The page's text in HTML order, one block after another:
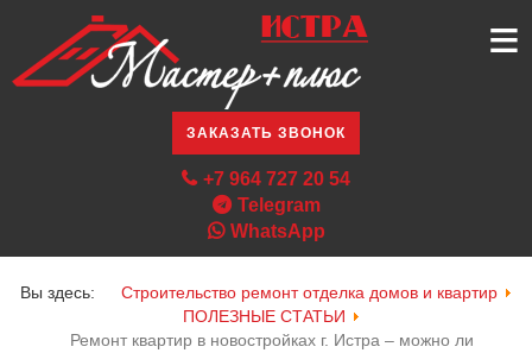
≡
ЗАКАЗАТЬ ЗВОНОК
+7 964 727 20 54
Telegram
WhatsApp
Вы здесь:
Строительство ремонт отделка домов и квартир
ПОЛЕЗНЫЕ СТАТЬИ
Ремонт квартир в новостройках г. Истра – можно ли